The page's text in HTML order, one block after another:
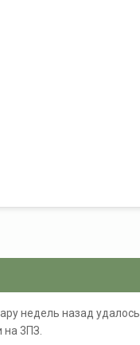
недель назад удалось
3ПЗ.